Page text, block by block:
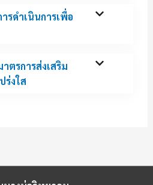
รดำเนินการเพื่อ
ตรการส่งเสริม
ร่งใส